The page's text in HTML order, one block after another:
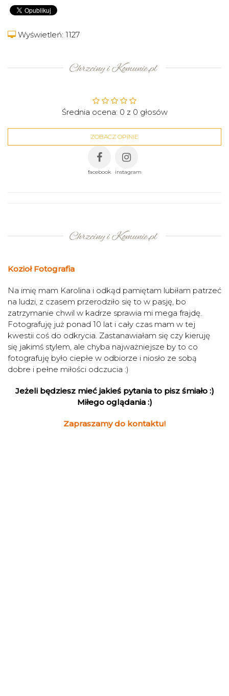
Wyświetleń: 1127
Średnia ocena: 0 z 0 głosów
ZOBACZ OPINIE
facebook instagram
Kozioł Fotografia
Na imię mam Karolina i odkąd pamiętam lubiłam patrzeć
na ludzi, z czasem przerodziło się to w pasję, bo
zatrzymanie chwil w kadrze sprawia mi mega frajdę.
Fotografuję już ponad 10 lat i cały czas mam w tej
kwestii coś do odkrycia. Zastanawiałam się czy kieruję
się jakimś stylem, ale chyba najważniejsze by to co
fotografuję było ciepłe w odbiorze i niosło ze sobą
dobre i pełne miłości odczucia :)
Jeżeli będziesz mieć jakieś pytania to pisz śmiało :)
Miłego oglądania :)
Zapraszamy do kontaktu!